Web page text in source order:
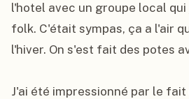
l'hotel avec un groupe local
folk. C'était sympas, ça a l'air
l'hiver. On s'est fait des potes
J'ai été impressionné par le